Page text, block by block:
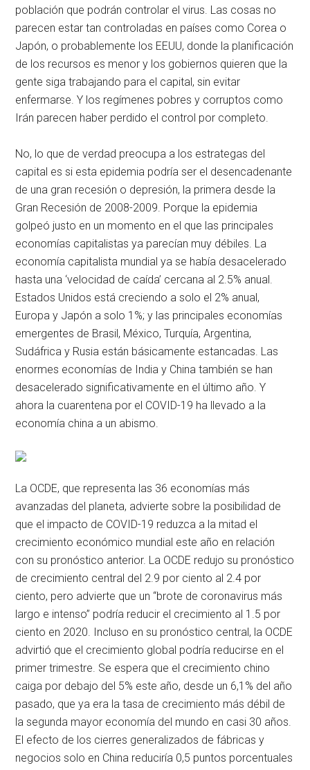
población que podrán controlar el virus. Las cosas no
parecen estar tan controladas en países como Corea o
Japón, o probablemente los EEUU, donde la planificación
de los recursos es menor y los gobiernos quieren que la
gente siga trabajando para el capital, sin evitar
enfermarse. Y los regímenes pobres y corruptos como
Irán parecen haber perdido el control por completo.
No, lo que de verdad preocupa a los estrategas del
capital es si esta epidemia podría ser el desencadenante
de una gran recesión o depresión, la primera desde la
Gran Recesión de 2008-2009. Porque la epidemia
golpeó justo en un momento en el que las principales
economías capitalistas ya parecían muy débiles. La
economía capitalista mundial ya se había desacelerado
hasta una ‘velocidad de caída’ cercana al 2.5% anual.
Estados Unidos está creciendo a solo el 2% anual,
Europa y Japón a solo 1%; y las principales economías
emergentes de Brasil, México, Turquía, Argentina,
Sudáfrica y Rusia están básicamente estancadas. Las
enormes economías de India y China también se han
desacelerado significativamente en el último año. Y
ahora la cuarentena por el COVID-19 ha llevado a la
economía china a un abismo.
La OCDE, que representa las 36 economías más
avanzadas del planeta, advierte sobre la posibilidad de
que el impacto de COVID-19 reduzca a la mitad el
crecimiento económico mundial este año en relación
con su pronóstico anterior. La OCDE redujo su pronóstico
de crecimiento central del 2.9 por ciento al 2.4 por
ciento, pero advierte que un “brote de coronavirus más
largo e intenso” podría reducir el crecimiento al 1.5 por
ciento en 2020. Incluso en su pronóstico central, la OCDE
advirtió que el crecimiento global podría reducirse en el
primer trimestre. Se espera que el crecimiento chino
caiga por debajo del 5% este año, desde un 6,1% del año
pasado, que ya era la tasa de crecimiento más débil de
la segunda mayor economía del mundo en casi 30 años.
El efecto de los cierres generalizados de fábricas y
negocios solo en China reduciría 0,5 puntos porcentuales